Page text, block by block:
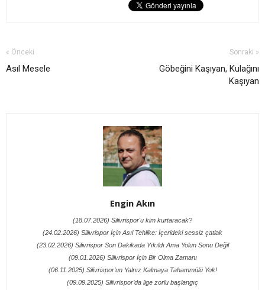
« Önceki
Asıl Mesele
Sonraki »
Göbeğini Kaşıyan, Kulağını
Kaşıyan
Engin Akın
(18.07.2026) Silivrispor'u kim kurtaracak?
(24.02.2026) Silivrispor İçin Asıl Tehlike: İçerideki sessiz çatlak
(23.02.2026) Silivrispor Son Dakikada Yıkıldı Ama Yolun Sonu Değil
(09.01.2026) Silivrispor İçin Bir Olma Zamanı
(06.11.2025) Silivrispor’un Yalnız Kalmaya Tahammülü Yok!
(09.09.2025) Silivrispor’da lige zorlu başlangıç